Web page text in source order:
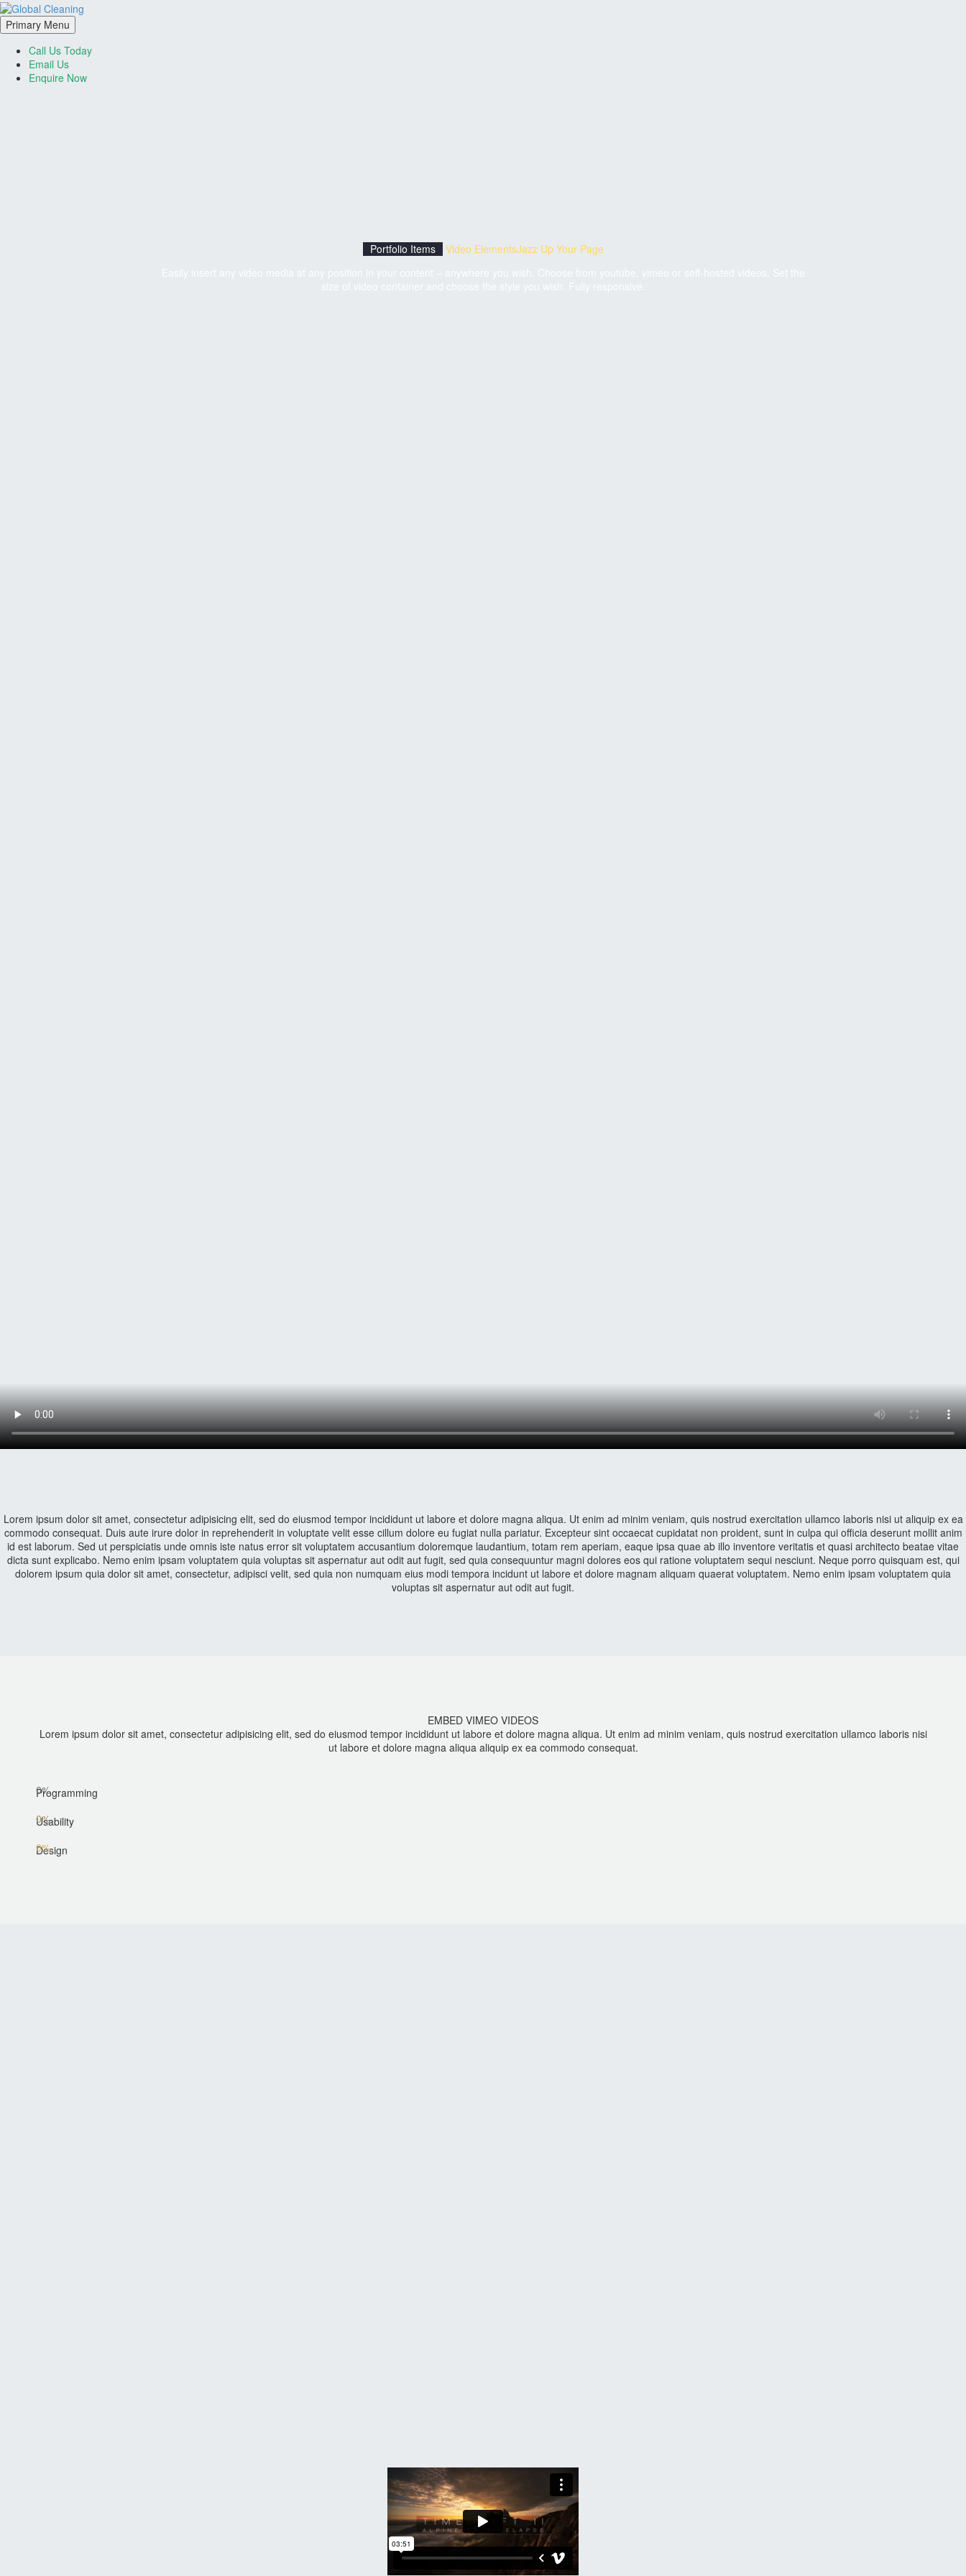
Primary Menu
Call Us Today
Email Us
Enquire Now
Portfolio Items Video ElementsJazz Up Your Page
Lorem ipsum dolor sit amet, consectetur adipisicing elit, sed do eiusmod tempor incididunt ut labore et dolore magna aliqua. Ut enim ad minim veniam, quis nostrud exercitation ullamco laboris nisi ut aliquip ex ea
commodo consequat. Duis aute irure dolor in reprehenderit in voluptate velit esse cillum dolore eu fugiat nulla pariatur. Excepteur sint occaecat cupidatat non proident, sunt in culpa qui officia deserunt mollit anim
id est laborum. Sed ut perspiciatis unde omnis iste natus error sit voluptatem accusantium doloremque laudantium, totam rem aperiam, eaque ipsa quae ab illo inventore veritatis et quasi architecto beatae vitae
dicta sunt explicabo. Nemo enim ipsam voluptatem quia voluptas sit aspernatur aut odit aut fugit, sed quia consequuntur magni dolores eos qui ratione voluptatem sequi nesciunt. Neque porro quisquam est, qui
dolorem ipsum quia dolor sit amet, consectetur, adipisci velit, sed quia non numquam eius modi tempora incidunt ut labore et dolore magnam aliquam quaerat voluptatem. Nemo enim ipsam voluptatem quia
voluptas sit aspernatur aut odit aut fugit.
EMBED VIMEO VIDEOS
Lorem ipsum dolor sit amet, consectetur adipisicing elit, sed do eiusmod tempor incididunt ut labore et dolore magna aliqua. Ut enim ad minim veniam, quis nostrud exercitation ullamco laboris nisi
ut labore et dolore magna aliqua aliquip ex ea commodo consequat.
Programming
0%
Usability
0%
Design
0%